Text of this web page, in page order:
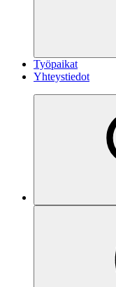
Työpaikat
Yhteystiedot